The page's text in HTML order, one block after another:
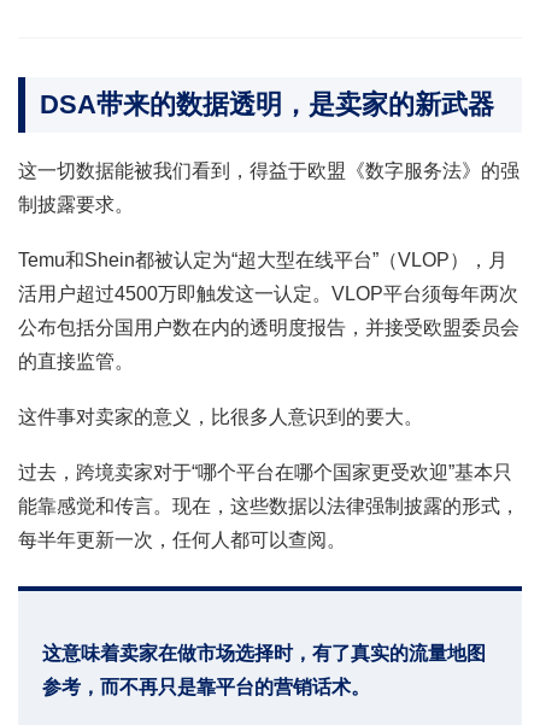
DSA带来的数据透明，是卖家的新武器
这一切数据能被我们看到，得益于欧盟《数字服务法》的强
制披露要求。
Temu和Shein都被认定为“超大型在线平台”（VLOP），月
活用户超过4500万即触发这一认定。VLOP平台须每年两次
公布包括分国用户数在内的透明度报告，并接受欧盟委员会
的直接监管。
这件事对卖家的意义，比很多人意识到的要大。
过去，跨境卖家对于“哪个平台在哪个国家更受欢迎”基本只
能靠感觉和传言。现在，这些数据以法律强制披露的形式，
每半年更新一次，任何人都可以查阅。
这意味着卖家在做市场选择时，有了真实的流量地图
参考，而不再只是靠平台的营销话术。